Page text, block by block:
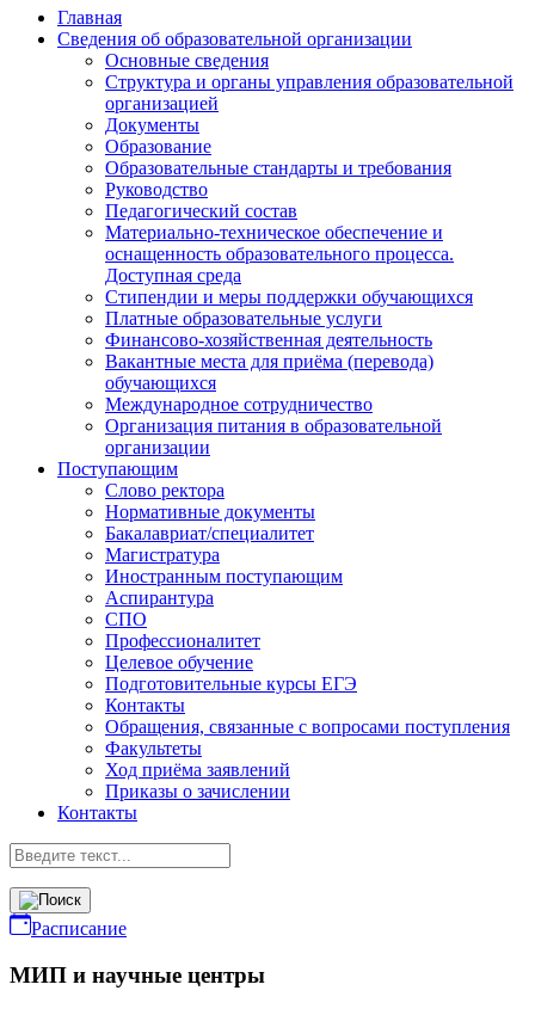
Главная
Сведения об образовательной организации
Основные сведения
Структура и органы управления образовательной
организацией
Документы
Образование
Образовательные стандарты и требования
Руководство
Педагогический состав
Материально-техническое обеспечение и
оснащенность образовательного процесса.
Доступная среда
Стипендии и меры поддержки обучающихся
Платные образовательные услуги
Финансово-хозяйственная деятельность
Вакантные места для приёма (перевода)
обучающихся
Международное сотрудничество
Организация питания в образовательной
организации
Поступающим
Слово ректора
Нормативные документы
Бакалавриат/специалитет
Магистратура
Иностранным поступающим
Аспирантура
СПО
Профессионалитет
Целевое обучение
Подготовительные курсы ЕГЭ
Контакты
Обращения, связанные с вопросами поступления
Факультеты
Ход приёма заявлений
Приказы о зачислении
Контакты
Расписание
МИП и научные центры